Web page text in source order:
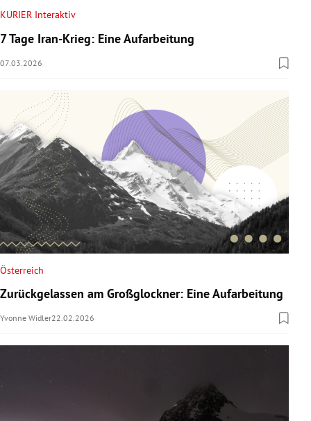
KURIER Interaktiv
7 Tage Iran-Krieg: Eine Aufarbeitung
07.03.2026
Österreich
Zurückgelassen am Großglockner: Eine Aufarbeitung
Yvonne Widler22.02.2026